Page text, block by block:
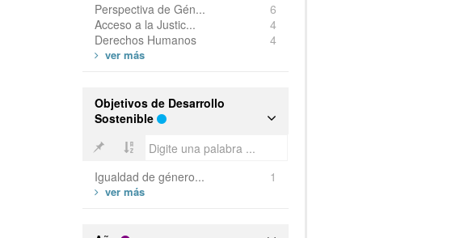
Perspectiva de Gén...
6
Acceso a la Justic...
4
Derechos Humanos
4
Objetivos de Desarrollo
Sostenible
Igualdad de género... 1